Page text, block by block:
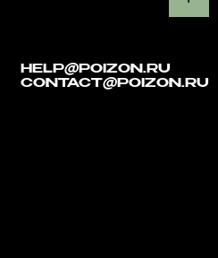
HELP@POIZON.RU
CONTACT@POIZON.RU